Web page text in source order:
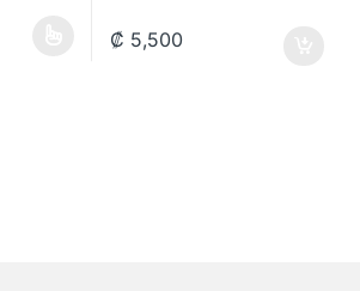
múltiples variantes. Las opciones se
₡ 5,500